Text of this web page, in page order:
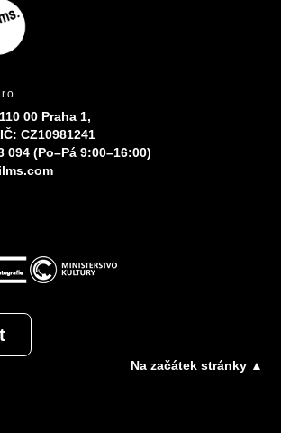
00 Praha 1,
CZ10981241
094 (Po–Pá 9:00–16:00)
Na začátek stránky ▲